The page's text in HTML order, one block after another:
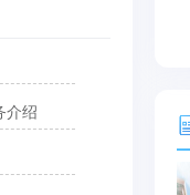
介绍